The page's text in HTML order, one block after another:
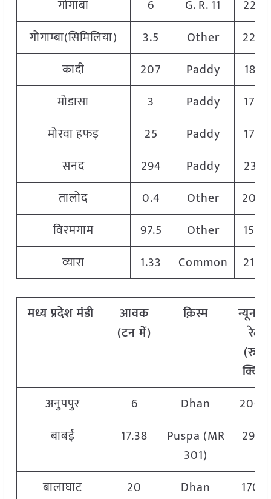
गोगांबा
6 G. R. 11
2250
गोगाम्बा(सिमिलिया)
3.5 Other
2200
कादी
207 Paddy
1875
मोडासा
3 Paddy
1700
मोरवा हफड़
25 Paddy
1700
सनद
294 Paddy
2335
तालोद
0.4 Other
विरमगाम
97.5 Other
1500
व्यारा
1.33 Common 2100
मध्य प्रदेश मंडी
आवक
(टन में)
क़िस्म
न्यूनतम
रेट
(रु./
क्विं.)
अनुपपुर
6 Dhan
2000
बाबई
17.38
Puspa (MR
301)
2951
बालाघाट 20 Dhan
1700